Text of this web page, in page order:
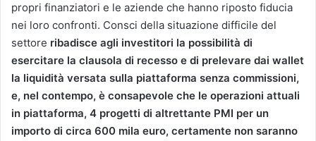
propri finanziatori e le aziende che hanno riposto fiducia
nei loro confronti. Consci della situazione difficile del
settore ribadisce agli investitori la possibilità di
esercitare la clausola di recesso e di prelevare dai wallet
la liquidità versata sulla piattaforma senza commissioni,
e, nel contempo, è consapevole che le operazioni attuali
in piattaforma, 4 progetti di altrettante PMI per un
importo di circa 600 mila euro, certamente non saranno